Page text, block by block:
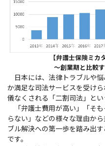
【弁護士保険ミ
～創業期と比較
日本には、法律トラブルや
か満足な司法サービスを受け
儀なくされる「二割司法」とい
「弁護士費用が高い」「そ
らない」などの様々な理由か
ブル解決への第一歩を踏み出
です。